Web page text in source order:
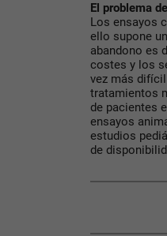
El problema
Los ensayos
ello supone
abandono es
costes y los
vez más
tratamientos
de pacientes
ensayos
estudios
de